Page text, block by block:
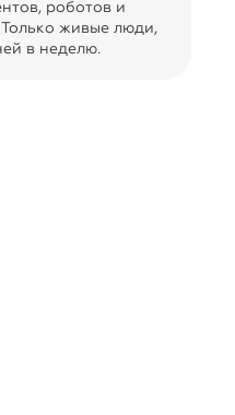
роботов и
живые люди,
в неделю.